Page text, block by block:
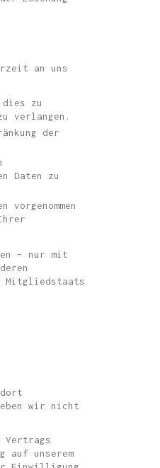
an uns
zu
verlangen.
der
Daten zu
– nur mit
Mitgliedstaats
wir nicht
auf unserem